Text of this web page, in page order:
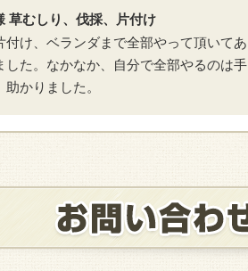
草むしり、伐採、片付け
付け、ベランダまで全部やって頂いてあ
した。なかなか、自分で全部やるのは手
かりました。